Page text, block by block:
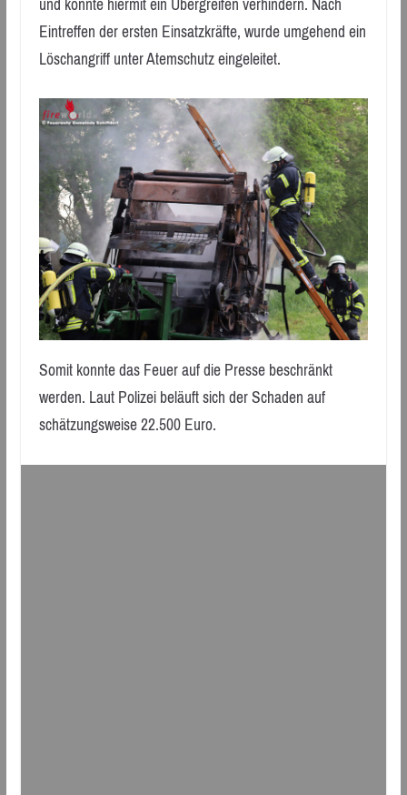
Eintreffen der ersten Einsatzkräfte, wurde umgehend ein
Löschangriff unter Atemschutz eingeleitet.
Somit konnte das Feuer auf die Presse beschränkt
werden. Laut Polizei beläuft sich der Schaden auf
schätzungsweise 22.500 Euro.